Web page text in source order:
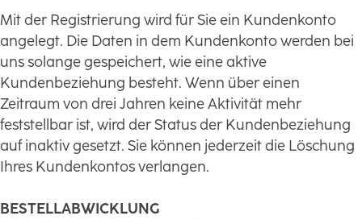
Mit der Registrierung wird für Sie ein Kundenkonto
angelegt. Die Daten in dem Kundenkonto werden bei
uns solange gespeichert, wie eine aktive
Kundenbeziehung besteht. Wenn über einen
Zeitraum von drei Jahren keine Aktivität mehr
feststellbar ist, wird der Status der Kundenbeziehung
auf inaktiv gesetzt. Sie können jederzeit die Löschung
Ihres Kundenkontos verlangen.
BESTELLABWICKLUNG